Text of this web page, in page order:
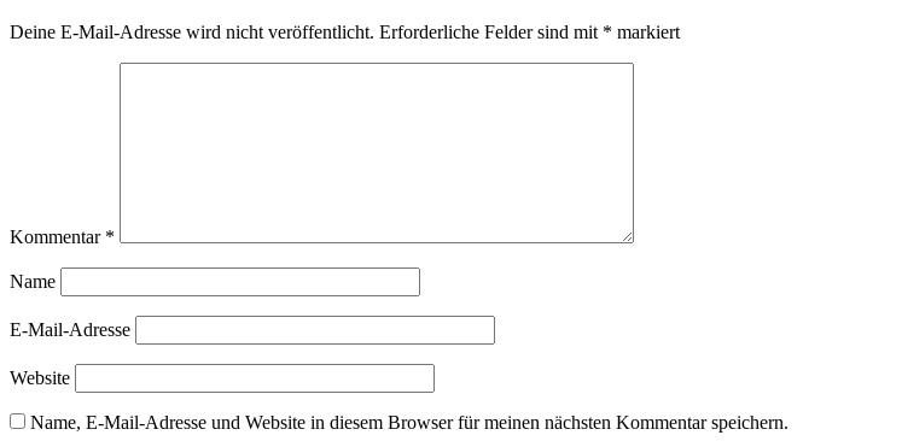
Deine E-Mail-Adresse wird nicht veröffentlicht. Erforderliche Felder sind mit * markiert
Kommentar *
Name
E-Mail-Adresse
Website
Name, E-Mail-Adresse und Website in diesem Browser für meinen nächsten Kommentar speichern.